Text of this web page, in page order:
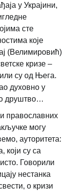
у Украјини,
сте
које
(Велимировић)
кризе –
су од Њега.
духовно у
друштво…
православних
могу
ауторитета:
који су са
Говорили
нестанка
о кризи